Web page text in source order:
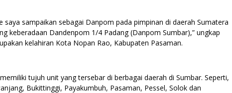
saya sampaikan sebagai Danpom pada pimpinan di daerah Sumatera
keberadaan Dandenpom 1/4 Padang (Danpom Sumbar),” ungkap
kelahiran Kota Nopan Rao, Kabupaten Pasaman.
tujuh unit yang tersebar di berbagai daerah di Sumbar. Seperti,
Bukittinggi, Payakumbuh, Pasaman, Pessel, Solok dan